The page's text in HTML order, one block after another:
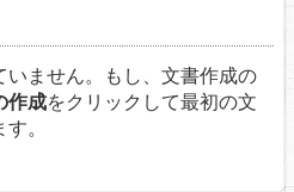
いません。もし、文書作成の
作成をクリックして最初の文
。